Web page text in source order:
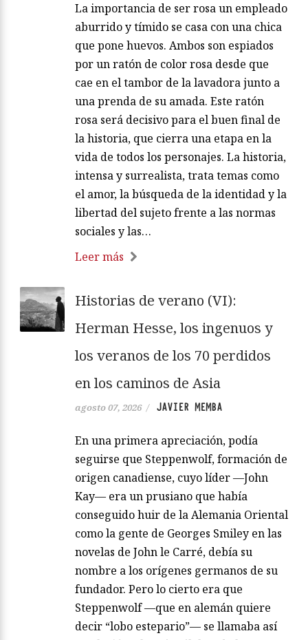
La importancia de ser rosa un empleado
aburrido y tímido se casa con una chica
que pone huevos. Ambos son espiados
por un ratón de color rosa desde que
cae en el tambor de la lavadora junto a
una prenda de su amada. Este ratón
rosa será decisivo para el buen final de
la historia, que cierra una etapa en la
vida de todos los personajes. La historia,
intensa y surrealista, trata temas como
el amor, la búsqueda de la identidad y la
libertad del sujeto frente a las normas
sociales y las…
Leer más
Historias de verano (VI):
Herman Hesse, los ingenuos y
los veranos de los 70 perdidos
en los caminos de Asia
agosto 07, 2026 / JAVIER MEMBA
En una primera apreciación, podía
seguirse que Steppenwolf, formación de
origen canadiense, cuyo líder —John
Kay— era un prusiano que había
conseguido huir de la Alemania Oriental
como la gente de Georges Smiley en las
novelas de John le Carré, debía su
nombre a los orígenes germanos de su
fundador. Pero lo cierto era que
Steppenwolf —que en alemán quiere
decir “lobo estepario”— se llamaba así